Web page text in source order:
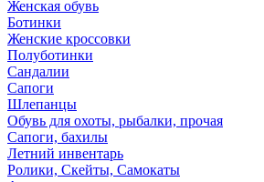
Женская обувь
Ботинки
Женские кроссовки
Полуботинки
Сандалии
Сапоги
Шлепанцы
Обувь для охоты, рыбалки, прочая
Сапоги, бахилы
Летний инвентарь
Ролики, Скейты, Самокаты